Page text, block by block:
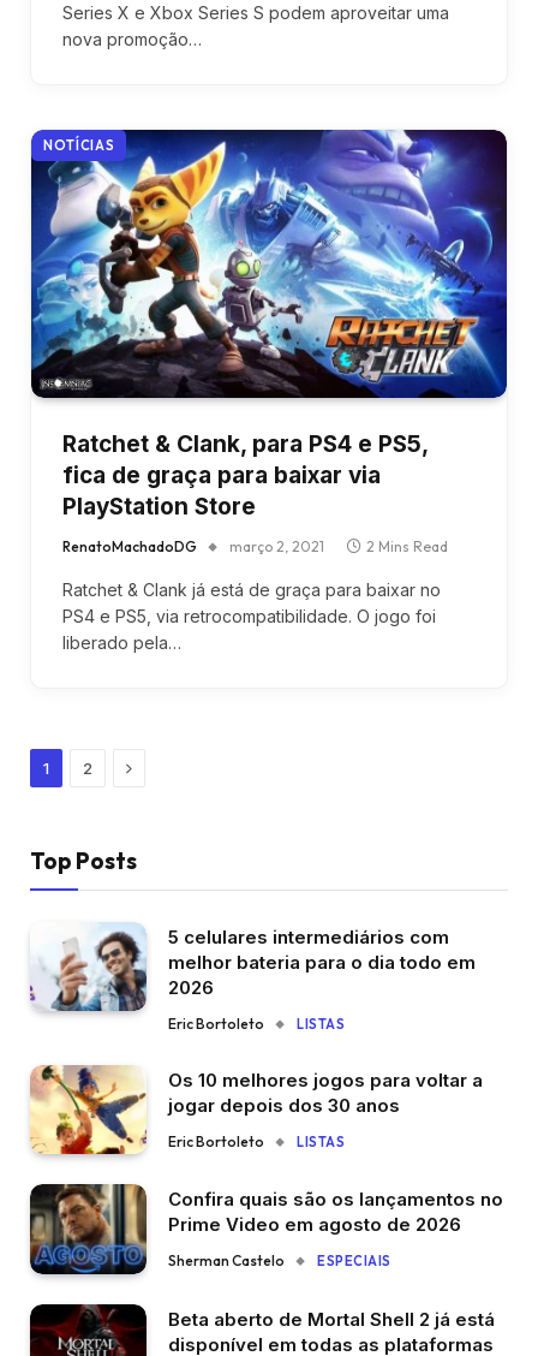
Series X e Xbox Series S podem aproveitar uma
nova promoção…
NOTÍCIAS
Ratchet & Clank, para PS4 e PS5,
fica de graça para baixar via
PlayStation Store
RenatoMachadoDG março 2, 2021 2 Mins Read
Ratchet & Clank já está de graça para baixar no
PS4 e PS5, via retrocompatibilidade. O jogo foi
liberado pela…
1 2 Next
Top Posts
5 celulares intermediários com
melhor bateria para o dia todo em
2026
Eric Bortoleto LISTAS
Os 10 melhores jogos para voltar a
jogar depois dos 30 anos
Eric Bortoleto LISTAS
Confira quais são os lançamentos no
Prime Video em agosto de 2026
Sherman Castelo ESPECIAIS
Beta aberto de Mortal Shell 2 já está
disponível em todas as plataformas